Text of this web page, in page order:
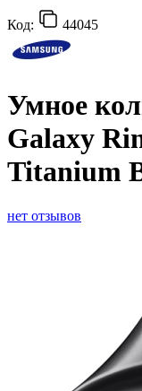
Код: 44045
Умное
Galaxy
Titanium
нет отзывов